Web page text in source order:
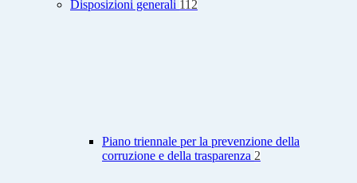
Disposizioni generali 112
Piano triennale per la prevenzione della
corruzione e della trasparenza 2